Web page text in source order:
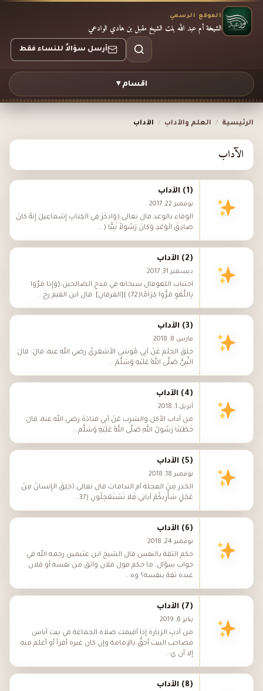
الموقع الرسمي
الشيخة أم عبد الله بنت الشيخ مقبل بن هادي الوادعي
أرسل سؤالاً للنساء فقط
اقسام ▾
الرئيسية / العلم والآداب / الآداب
الآداب
(1) الآداب
نوفمبر 22, 2017
الوفاء بالوعد قال تعالى:(وَاذْكُرْ فِي الْكِتابِ إِسْماعِيلَ إِنَّهُ كانَ
صادِقَ الْوَعْدِ وَكانَ رَسُولاً نَبِيًّا (...
(2) الآداب
ديسمبر 31, 2017
اجتناب اللغوقال سبحانه في مدح الصالحين:{وَإِذَا مَرُّوا
بِاللَّغْوِ مَرُّوا كِرَامًا(72) }[الفرقان] .قال ابن القيم رح...
(3) الآداب
مارس 8, 2018
خُلُقُ الحِلْم عَنْ أَبِي مُوسَى الأَشْعَرِيِّ رضي الله عنه، قَالَ: قَالَ
النَّبِيُّ صَلَّى اللهُ عَلَيْهِ وَسَلَّمَ:...
(4) الآداب
أبريل 1, 2018
من آداب الأكل والشرب عَنْ أَبِي قَتَادَةَ رضي الله عنه، قَالَ:
خَطَبَنَا رَسُولُ اللهِ صَلَّى اللهُ عَلَيْهِ وَسَلَّم...
(5) الآداب
نوفمبر 18, 2018
الحَذَر مِنَ العجلة أم الندامات قال تعالى:﴿خُلِقَ الْإِنْسانُ مِنْ
عَجَلٍ سَأُرِيكُمْ آياتِي فَلا تَسْتَعْجِلُونِ (37...
(6) الآداب
نوفمبر 24, 2018
حكم الثقة بالنفس قال الشيخ ابن عثيمين رحمه الله في
جواب سؤال: ما حكم قول فلان واثق من نفسه أو فلان
عنده ثقة بنفسه؟ وه...
(7) الآداب
يناير 6, 2019
من أدبِ الزيارة إذا أُقيمت صلاة الجماعة في بيت أناس
فصاحب البيت أحقُّ بالإمامة وإن كان غيره أقرأ أو أعلم منه
إلا أن ي...
(8) الآداب